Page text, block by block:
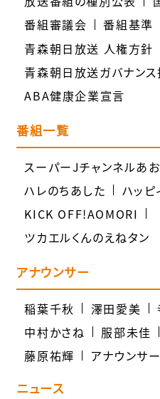
番組審議会
番組基準
青森朝日放送 人権方針
青森朝日放送ガバナン
ABA健康企業宣言
番組一覧
スーパーJチャンネルあ
ハレのちあした
ハッピ
KICK OFF!AOMORI
ツカエルくんのえねタン
アナウンサー
稲葉千秋 澤田愛美
中村かさね
服部未佳
藤原祐輝
アナウンサ
ニュース